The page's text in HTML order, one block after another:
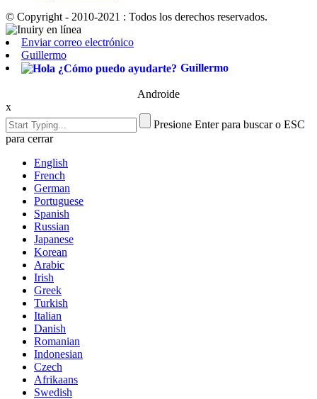
© Copyright - 2010-2021 : Todos los derechos reservados.
Enviar correo electrónico
Guillermo
Guillermo
Androide
x
Presione Enter para buscar o ESC
para cerrar
English
French
German
Portuguese
Spanish
Russian
Japanese
Korean
Arabic
Irish
Greek
Turkish
Italian
Danish
Romanian
Indonesian
Czech
Afrikaans
Swedish